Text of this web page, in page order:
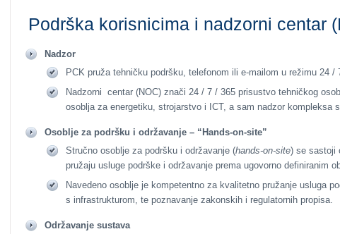
Podrška korisnicima i nadzorni centar
Nadzor
PCK pruža tehničku podršku, telefonom ili e-mailom u režimu 24 /
Nadzorni centar (NOC) znači 24 / 7 / 365 prisustvo tehničkog
osoblja za energetiku, strojarstvo i ICT, a sam nadzor kompleksa
Osoblje za podršku i održavanje – “Hands-on-site”
Stručno osoblje za podršku i održavanje (hands-on-site) se sastoji
pružaju usluge podrške i održavanje prema ugovorno definiranim
Navedeno osoblje je kompetentno za kvalitetno pružanje usluga
s infrastrukturom, te poznavanje zakonskih i regulatornih propisa.
Održavanje sustava